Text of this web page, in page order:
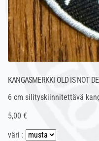
KANGASMERKKI OLD IS NOT
6 cm silityskiinnitettävä
5,00 €
väri :